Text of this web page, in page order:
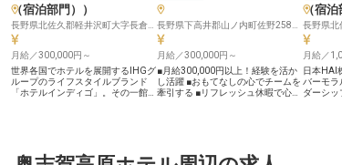
（宿泊部門）
）
月給／300,000円～
世界各国でホテルを展開するIHGグ
ループのライフスタイルブランド
「ホテルインディゴ」。その一館で
ックイン業務の管理にとどまらず、
月給／300,000円～
■月給300,000円以上！経験を活か
し活躍 ■おもてなしの心でチームを
牽引する ■リフレッシュ休暇で心身
館です。 プレイングマネージャー
（宿泊
月給／
日本HAI
バーモラ
ダーシッ